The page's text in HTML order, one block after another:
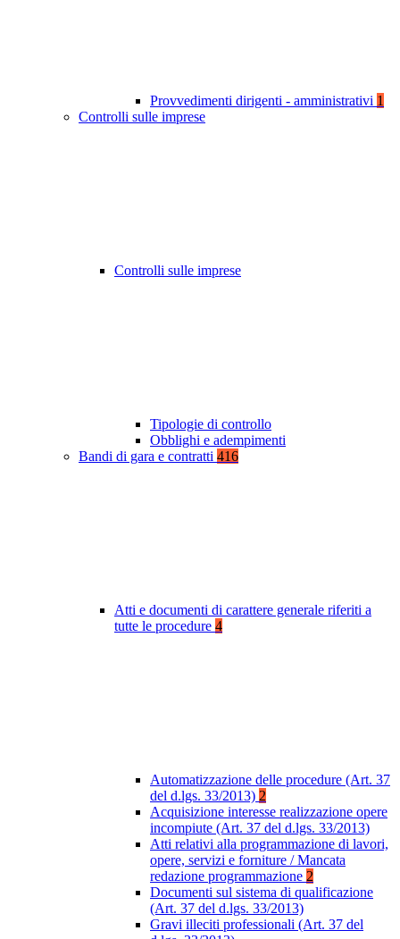
Provvedimenti dirigenti - amministrativi 1
Controlli sulle imprese
Controlli sulle imprese
Tipologie di controllo
Obblighi e adempimenti
Bandi di gara e contratti 416
Atti e documenti di carattere generale riferiti a
tutte le procedure 4
Automatizzazione delle procedure (Art. 37
del d.lgs. 33/2013) 2
Acquisizione interesse realizzazione opere
incompiute (Art. 37 del d.lgs. 33/2013)
Atti relativi alla programmazione di lavori,
opere, servizi e forniture / Mancata
redazione programmazione 2
Documenti sul sistema di qualificazione
(Art. 37 del d.lgs. 33/2013)
Gravi illeciti professionali (Art. 37 del